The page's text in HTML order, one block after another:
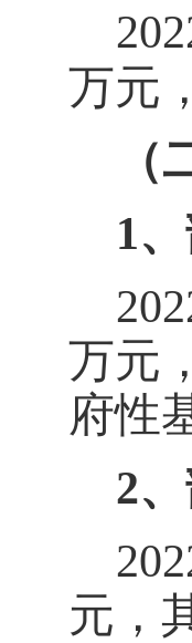
万元，
1
万元
府性
2
元，